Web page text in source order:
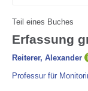
Teil eines Buches
Erfassung
Reiterer, Alexander
Professur für